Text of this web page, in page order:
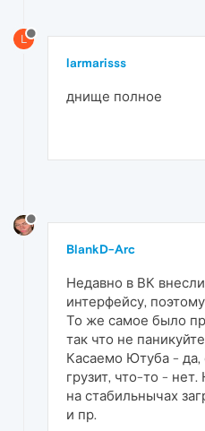
L
larmarisss
днище полное
BlankD-Arc
Недавно в ВК
интерфейсу,
То же самое было
так что не
Касаемо Ютуба - да,
грузит, что-то -
на стабильнычах
и пр.